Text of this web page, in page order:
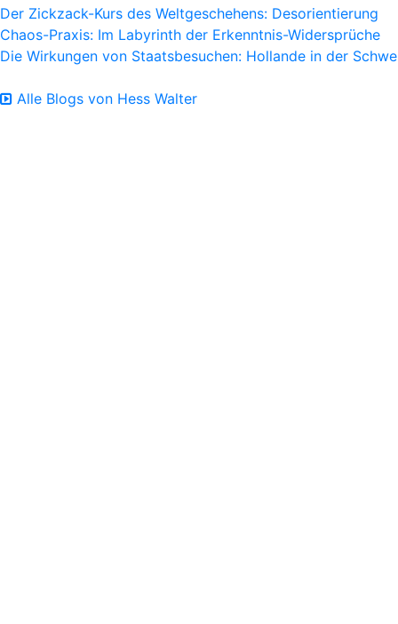
Der Zickzack-Kurs des Weltgeschehens: Desorientierung
Chaos-Praxis: Im Labyrinth der Erkenntnis-Widersprüche
Die Wirkungen von Staatsbesuchen: Hollande in der
Alle Blogs von Hess Walter